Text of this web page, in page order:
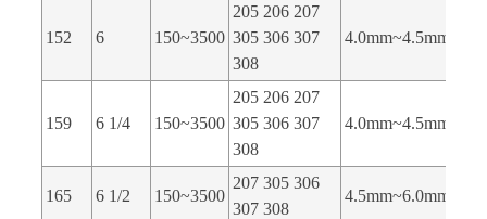
152 6 150~3500
205 206 207
305 306 307
308
4.0mm~4.5mm
159 6 1/4 150~3500
205 206 207
305 306 307
308
4.0mm~4.5mm
165 6 1/2 150~3500
207 305 306
307 308
4.5mm~6.0mm